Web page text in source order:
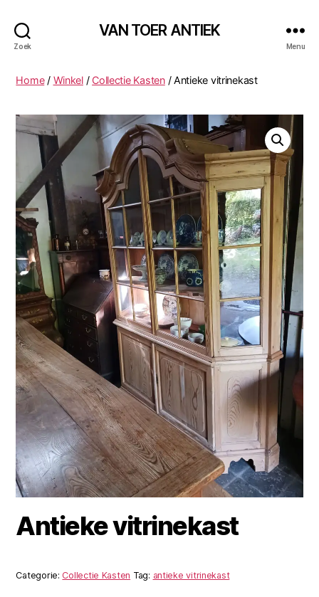
Zoek
VAN TOER ANTIEK
Menu
Home/ Winkel/ Collectie Kasten/ Antieke vitrinekast
Antieke vitrinekast
Categorie: Collectie Kasten Tag: antieke vitrinekast